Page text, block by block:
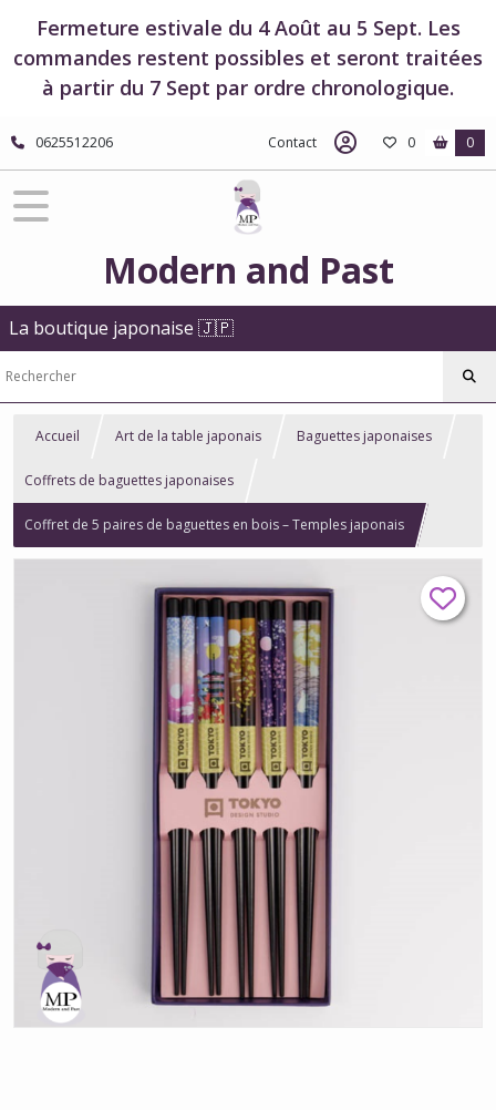
Fermeture estivale du 4 Août au 5 Sept. Les
commandes restent possibles et seront traitées
à partir du 7 Sept par ordre chronologique.
0625512206 Contact 0 0
Modern and Past
La boutique japonaise 🇯🇵
Accueil Art de la table japonais Baguettes japonaises
Coffrets de baguettes japonaises
Coffret de 5 paires de baguettes en bois – Temples japonais